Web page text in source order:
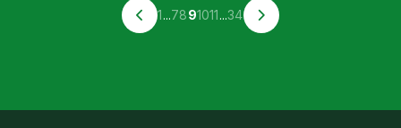
1...7891011...34